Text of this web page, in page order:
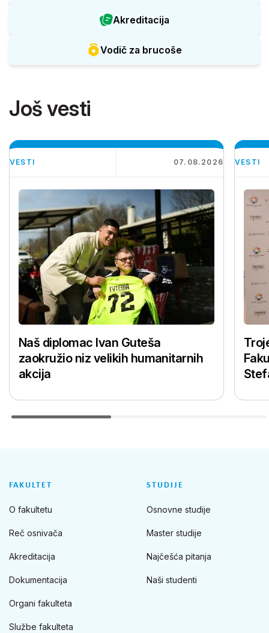
Akreditacija
Vodič za brucoše
Još vesti
VESTI 07.08.2026
Naš diplomac Ivan Guteša
zaokružio niz velikih humanitarnih
akcija
VESTI
FAKULTET
O fakultetu
Reč osnivača
Akreditacija
Dokumentacija
Organi fakulteta
Službe fakulteta
STUDIJE
Osnovne studije
Master studije
Najčešća pitanja
Naši studenti